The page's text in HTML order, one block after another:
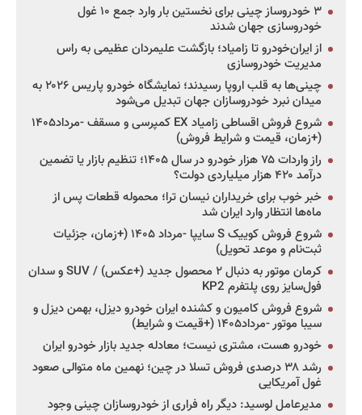
۳ خودروساز چینی برای نخستین بار وارد جمع ۱۰ غول
خودروسازی جهان شدند
از ایران‌خودرو تا زامیاد؛ بازگشت علیمردان عظیمی به راس
مدیریت خودروسازی
چینی‌ها به قلب اروپا رسیدند؛ نمایشگاه خودرو پاریس ۲۰۲۶ به
میدان نبرد خودروسازان جهان تبدیل می‌شود
شروع فروش اقساطی زامیاد EX کمپرسی و مسقف -مرداد۱۴۰۵
(+زمان، قیمت و شرایط فروش)
راز واردات ۷۵ هزار خودرو در سال ۱۴۰۵؛ تنظیم بازار یا تضمین
درآمد ۴۲۰ هزار میلیاردی دولت؟
خبر خوب برای خریداران نیسان ترا؛ محموله قطعات پس از
ماه‌ها انتظار وارد ایران شد
شروع فروش کوییک S سایپا -مرداد ۱۴۰۵ (+زمان، جزئیات
ثبت‌نام و موعد تحویل)
کرمان موتور به دنبال ۲ محصول جدید (+عکس) / SUV و سدان
فول‌سایز روی پلتفرم KP2
شروع فروش کامیون و کشنده ایران خودرو دیزل، بهمن دیزل و
سیبا موتور -مرداد۱۴۰۵ (+قیمت و شرایط)
خودرو هست، مشتری نیست؛ معادله جدید بازار خودرو ایران
رشد ۳۸ درصدی فروش تسلا در چین؛ نهمین ماه متوالی صعود
غول آمریکایی
مدیرعامل لوسید: دیگر راه فراری از خودروسازان چینی وجود